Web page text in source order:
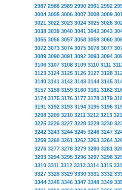
2987 2988 2989 2990 2991 2992
3004 3005 3006 3007 3008 3009
3021 3022 3023 3024 3025 3026
3038 3039 3040 3041 3042 3043
3055 3056 3057 3058 3059 3060
3072 3073 3074 3075 3076 3077
3089 3090 3091 3092 3093 3094
3106 3107 3108 3109 3110 3111
3123 3124 3125 3126 3127 3128
3140 3141 3142 3143 3144 3145
3157 3158 3159 3160 3161 3162
3174 3175 3176 3177 3178 3179
3191 3192 3193 3194 3195 3196
3208 3209 3210 3211 3212 3213
3225 3226 3227 3228 3229 3230
3242 3243 3244 3245 3246 3247
3259 3260 3261 3262 3263 3264
3276 3277 3278 3279 3280 3281
3293 3294 3295 3296 3297 3298
3310 3311 3312 3313 3314 3315
3327 3328 3329 3330 3331 3332
3344 3345 3346 3347 3348 3349